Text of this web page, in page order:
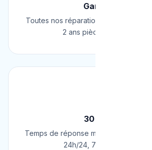
Garantie 2 Ans
Toutes nos réparations et
2 ans pièces et main
30 Min Chrono
Temps de réponse moyen de 30
24h/24, 7j/7, 365 jours par